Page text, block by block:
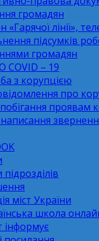
громадян
«Гарячої лінії»,
підсумків
громадян
СОVID – 19
з корупцією
про
проявам
міст України
школа